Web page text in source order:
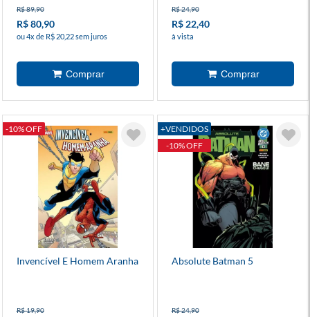
R$ 89,90
R$ 80,90
ou 4x de R$ 20,22 sem juros
R$ 24,90
R$ 22,40
à vista
-10% OFF
Invencível E Homem Aranha
R$ 19,90
+VENDIDOS
-10% OFF
Absolute Batman 5
R$ 24,90